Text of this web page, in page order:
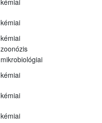
kémiai
kémiai
zoonózis
mikrobiológiai
kémiai
kémiai
kémiai